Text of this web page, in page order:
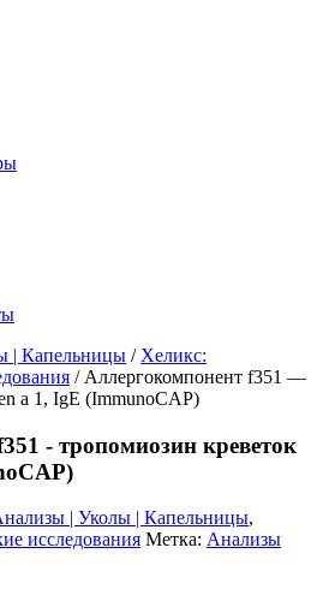
| Капельницы / Хеликс:
/ Аллергокомпонент f351 —
a 1, IgE (ImmunoCAP)
- тропомиозин креветок
| Уколы | Капельницы,
исследования Метка: Анализы